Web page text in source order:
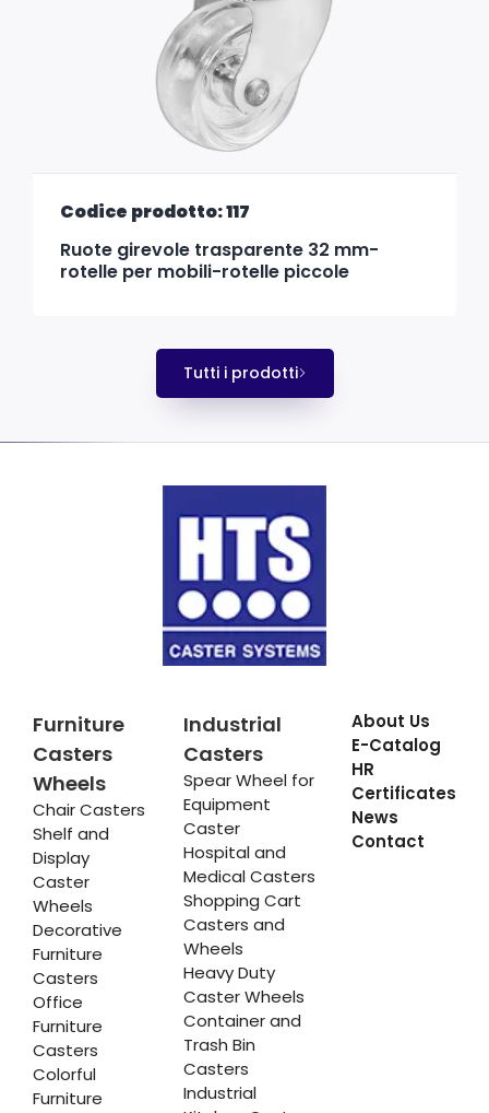
Codice prodotto: 117
Ruote girevole trasparente 32 mm-
rotelle per mobili-rotelle piccole
Tutti i prodotti
Furniture
Casters
Wheels
Chair Casters
Shelf and
Display
Caster
Wheels
Decorative
Furniture
Casters
Office
Furniture
Casters
Colorful
Furniture
Industrial
Casters
Spear Wheel for
Equipment
Caster
Hospital and
Medical Casters
Shopping Cart
Casters and
Wheels
Heavy Duty
Caster Wheels
Container and
Trash Bin
Casters
Industrial
About Us
E-Catalog
HR
Certificates
News
Contact